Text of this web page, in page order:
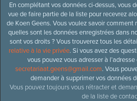
En complétant vos données ci-dessus, vous
vue de faire partie de la liste pour recevrez
de Koen Geens. Vous voulez savoir comment
quelles sont les données enregistrées dans
sont vos droits ? Vous trouverez tous les
relative à la vie privée. Si vous avez des
vous pouvez vous adresser à
secretariaat.geens@gmail.com. Vous
demander à supprimer vos données
Vous pouvez toujours vous rétracter et
de la liste de